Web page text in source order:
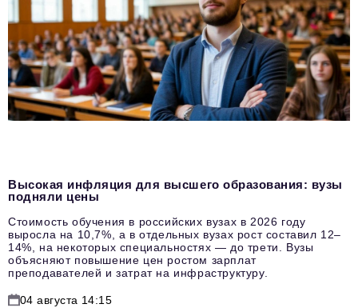
Высокая инфляция для высшего образования: вузы
подняли цены
Стоимость обучения в российских вузах в 2026 году
выросла на 10,7%, а в отдельных вузах рост составил 12–
14%, на некоторых специальностях — до трети. Вузы
объясняют повышение цен ростом зарплат
преподавателей и затрат на инфраструктуру.
04 августа 14:15